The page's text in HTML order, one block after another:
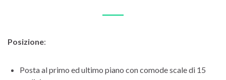
Posizione:
Posta al primo ed ultimo piano con comode scale di 15